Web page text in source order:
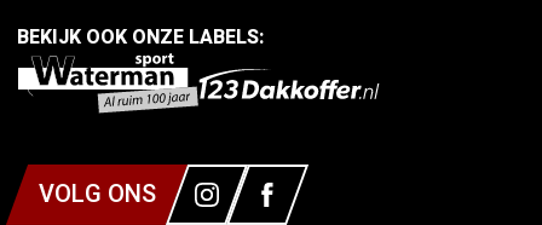
BEKIJK OOK ONZE LABELS:
VOLG ONS